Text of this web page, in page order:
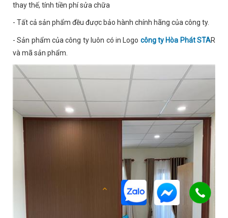
thay thế, tính tiền phí sửa chữa
- Tất cả sản phẩm đều được bảo hành chính hãng của công ty.
- Sản phẩm của công ty luôn có in Logo công ty Hòa Phát STAR
và mã sản phẩm.